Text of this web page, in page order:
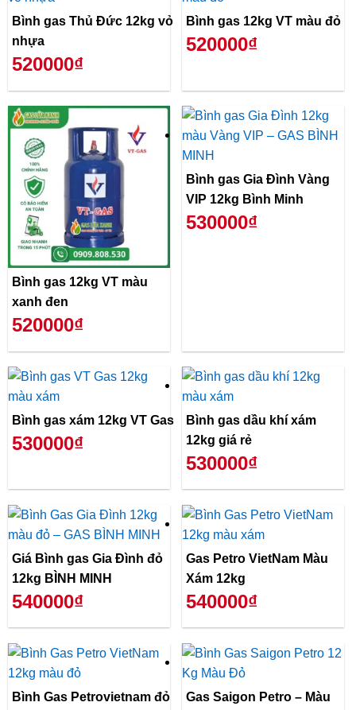
Bình gas Thủ Đức 12kg vỏ
nhựa
520000₫
Bình gas 12kg VT màu đỏ
520000₫
Bình gas 12kg VT màu
xanh đen
520000₫
Bình gas Gia Đình Vàng
VIP 12kg Bình Minh
530000₫
Bình gas xám 12kg VT Gas
530000₫
Bình gas dầu khí xám
12kg giá rẻ
530000₫
Giá Bình gas Gia Đình đỏ
12kg BÌNH MINH
540000₫
Gas Petro VietNam Màu
Xám 12kg
540000₫
Bình Gas Petrovietnam đỏ
Gas Saigon Petro – Màu